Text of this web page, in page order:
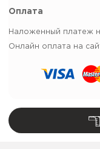
Оплата
Наложенный платеж
Онлайн оплата на